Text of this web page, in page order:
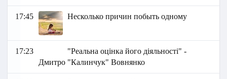
17:45 Несколько причин побыть одному
17:23
"Реальна оцінка його діяльності" -
Дмитро "Калинчук" Вовнянко